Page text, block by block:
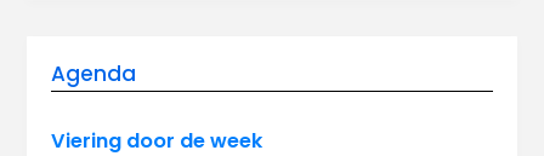
Agenda
Viering door de week